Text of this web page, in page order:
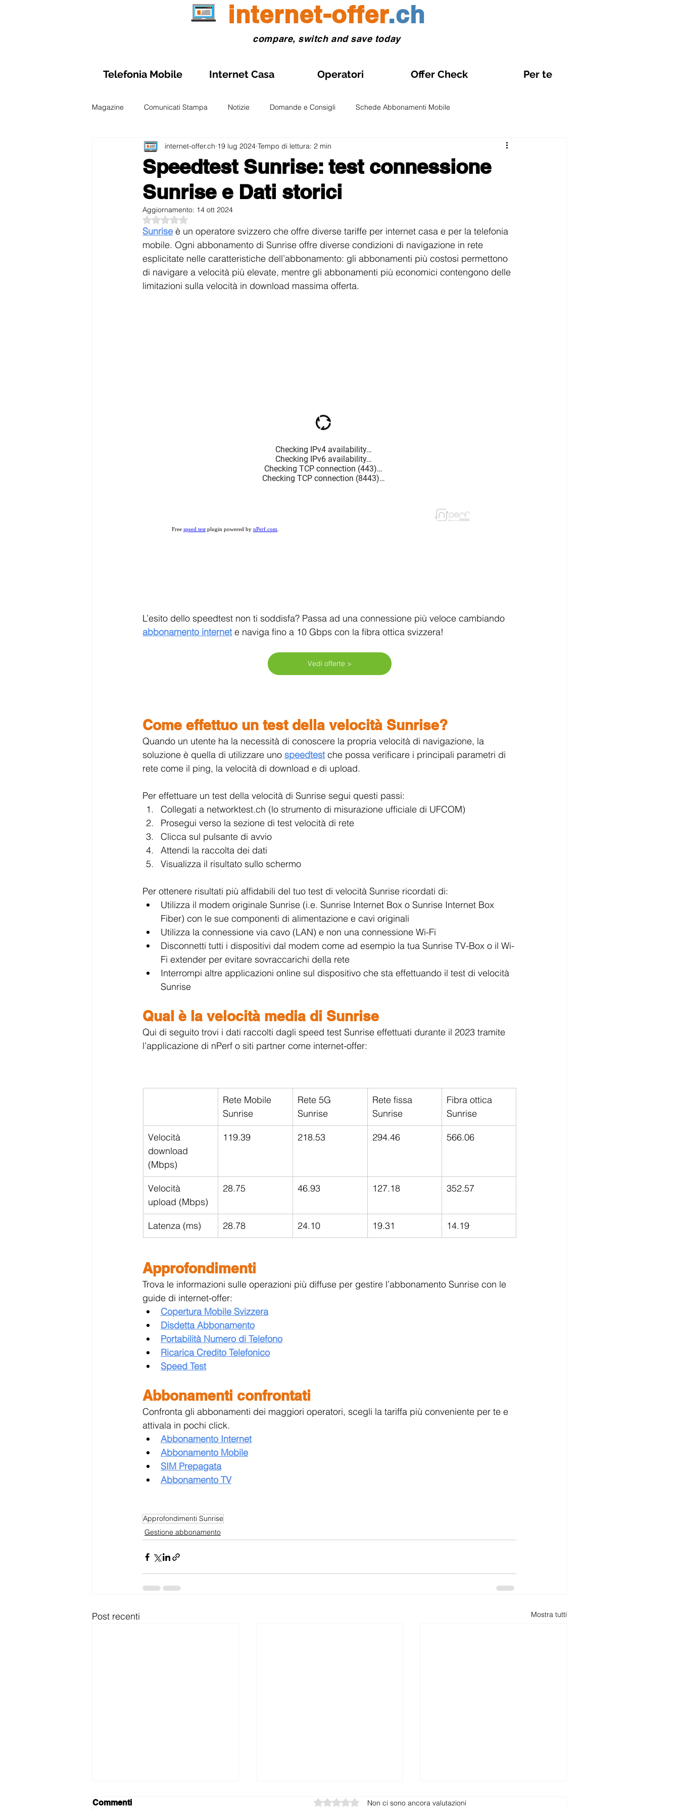
internet-offer.ch
compare, switch and save today
Telefonia Mobile Internet Casa Operatori Offer Check Per te
Magazine Comunicati Stampa Notizie Domande e Consigli Schede Abbonamenti Mobile
Schede Abbonamenti Internet Gestione abbonamento Abbonamenti Mobile in Promozione Viaggi e eSIM
Sim Prepagate Svizzera Confronti e Test Osservatori e Analisi
Mappe Svizzera Tv e Streaming
Speedtest Sunrise: test connessione
Sunrise e Dati storici
internet-offer.ch 19 lug 2024 Tempo di lettura: 2 min
Aggiornamento: 14 ott 2024
Valutazione NaN stelle su 5.
Sunrise è un operatore svizzero che offre diverse tariffe per internet casa e per la telefonia
mobile. Ogni abbonamento di Sunrise offre diverse condizioni di navigazione in rete
esplicitate nelle caratteristiche dell’abbonamento: gli abbonamenti più costosi permettono
di navigare a velocità più elevate, mentre gli abbonamenti più economici contengono delle
limitazioni sulla velocità in download massima offerta.
L’esito dello speedtest non ti soddisfa? Passa ad una connessione più veloce cambiando
abbonamento internet e naviga fino a 10 Gbps con la fibra ottica svizzera!
Vedi offerte >
Come effettuo un test della velocità Sunrise?
Quando un utente ha la necessità di conoscere la propria velocità di navigazione, la
soluzione è quella di utilizzare uno speedtest che possa verificare i principali parametri di
rete come il ping, la velocità di download e di upload.
Per effettuare un test della velocità di Sunrise segui questi passi:
Collegati a networktest.ch (lo strumento di misurazione ufficiale di UFCOM)
Prosegui verso la sezione di test velocità di rete
Clicca sul pulsante di avvio
Attendi la raccolta dei dati
Visualizza il risultato sullo schermo
Per ottenere risultati più affidabili del tuo test di velocità Sunrise ricordati di:
Utilizza il modem originale Sunrise (i.e. Sunrise Internet Box o Sunrise Internet Box
Fiber) con le sue componenti di alimentazione e cavi originali
Utilizza la connessione via cavo (LAN) e non una connessione Wi-Fi
Disconnetti tutti i dispositivi dal modem come ad esempio la tua Sunrise TV-Box o il Wi-
Fi extender per evitare sovraccarichi della rete
Interrompi altre applicazioni online sul dispositivo che sta effettuando il test di velocità
Sunrise
Qual è la velocità media di Sunrise
Qui di seguito trovi i dati raccolti dagli speed test Sunrise effettuati durante il 2023 tramite
l’applicazione di nPerf o siti partner come internet-offer:
Rete Mobile
Sunrise
Rete 5G
Sunrise
Rete fissa
Sunrise
Fibra ottica
Sunrise
Velocità
download
(Mbps)
119.39 218.53 294.46 566.06
Velocità
upload (Mbps)
28.75 46.93 127.18 352.57
Latenza (ms) 28.78 24.10 19.31 14.19
Approfondimenti
Trova le informazioni sulle operazioni più diffuse per gestire l’abbonamento Sunrise con le
guide di internet-offer:
Copertura Mobile Svizzera
Disdetta Abbonamento
Portabilità Numero di Telefono
Ricarica Credito Telefonico
Speed Test
Abbonamenti confrontati
Confronta gli abbonamenti dei maggiori operatori, scegli la tariffa più conveniente per te e
attivala in pochi click.
Abbonamento Internet
Abbonamento Mobile
SIM Prepagata
Abbonamento TV
Approfondimenti Sunrise
Gestione abbonamento
Post recenti Mostra tutti
Commenti Valutazione 0 stelle su 5.Non ci sono ancora valutazioni